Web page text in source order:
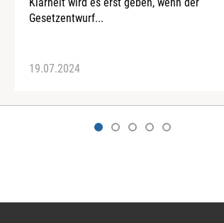
Gesetzentwurf...
19.07.2024